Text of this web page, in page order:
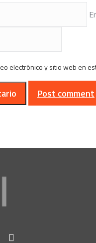
electrónico y sitio web en
Post comment